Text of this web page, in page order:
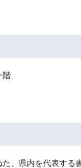
階
、県内を代表す